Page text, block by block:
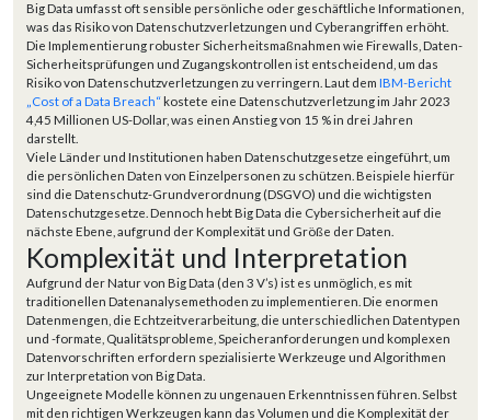
Big Data umfasst oft sensible persönliche oder geschäftliche Informationen,
was das Risiko von Datenschutzverletzungen und Cyberangriffen erhöht.
Die Implementierung robuster Sicherheitsmaßnahmen wie Firewalls, Daten-
Sicherheitsprüfungen und Zugangskontrollen ist entscheidend, um das
Risiko von Datenschutzverletzungen zu verringern. Laut dem IBM-Bericht
„Cost of a Data Breach“kostete eine Datenschutzverletzung im Jahr 2023
4,45 Millionen US-Dollar, was einen Anstieg von 15 % in drei Jahren
darstellt.
Viele Länder und Institutionen haben Datenschutzgesetze eingeführt, um
die persönlichen Daten von Einzelpersonen zu schützen. Beispiele hierfür
sind die Datenschutz-Grundverordnung (DSGVO) und die wichtigsten
Datenschutzgesetze. Dennoch hebt Big Data die Cybersicherheit auf die
nächste Ebene, aufgrund der Komplexität und Größe der Daten.
Komplexität und Interpretation
Aufgrund der Natur von Big Data (den 3 V’s) ist es unmöglich, es mit
traditionellen Datenanalysemethoden zu implementieren. Die enormen
Datenmengen, die Echtzeitverarbeitung, die unterschiedlichen Datentypen
und -formate, Qualitätsprobleme, Speicheranforderungen und komplexen
Datenvorschriften erfordern spezialisierte Werkzeuge und Algorithmen
zur Interpretation von Big Data.
Ungeeignete Modelle können zu ungenauen Erkenntnissen führen. Selbst
mit den richtigen Werkzeugen kann das Volumen und die Komplexität der